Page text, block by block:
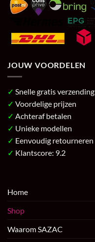
JOUW VOORDELEN
✓ Snelle gratis verzending
✓ Voordelige prijzen
✓ Achteraf betalen
✓ Unieke modellen
✓ Eenvoudig retourneren
✓ Klantscore: 9.2
Home
Shop
Waarom SAZAC